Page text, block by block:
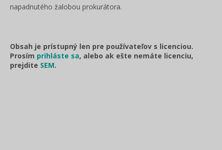
napadnutého žalobou prokurátora.
Obsah je prístupný len pre používateľov s licenciou.
Prosím prihláste sa, alebo ak ešte nemáte licenciu,
prejdite SEM.